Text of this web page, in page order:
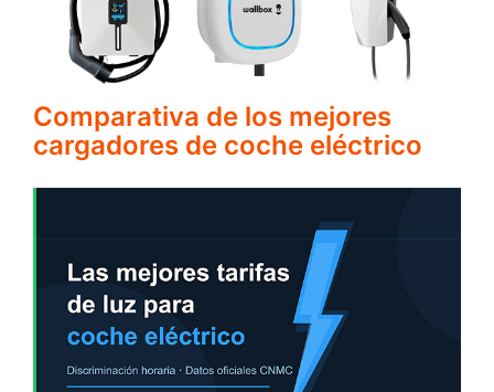
Comparativa de los mejores
cargadores de coche eléctrico